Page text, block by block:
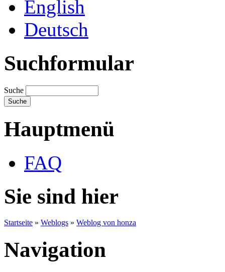
English
Deutsch
Suchformular
Suche
Hauptmenü
FAQ
Sie sind hier
Startseite » Weblogs » Weblog von honza
Navigation